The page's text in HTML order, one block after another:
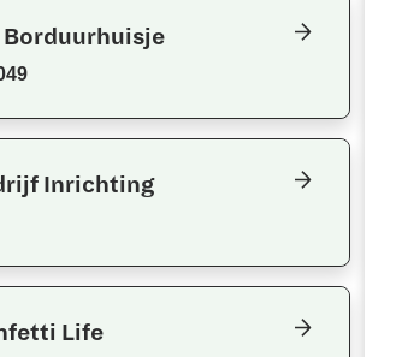
Borduurhuisje
Inrichting
Life